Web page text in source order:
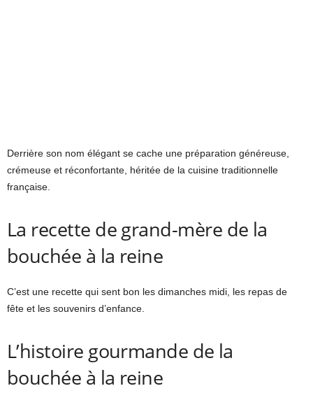
Derrière son nom élégant se cache une préparation généreuse,
crémeuse et réconfortante, héritée de la cuisine traditionnelle
française.
La recette de grand-mère de la
bouchée à la reine
C’est une recette qui sent bon les dimanches midi, les repas de
fête et les souvenirs d’enfance.
L’histoire gourmande de la
bouchée à la reine